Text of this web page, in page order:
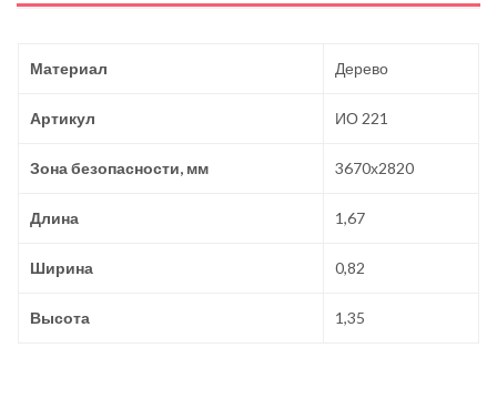
Материал Дерево
Артикул ИО 221
Зона безопасности, мм 3670х2820
Длина 1,67
Ширина 0,82
Высота 1,35